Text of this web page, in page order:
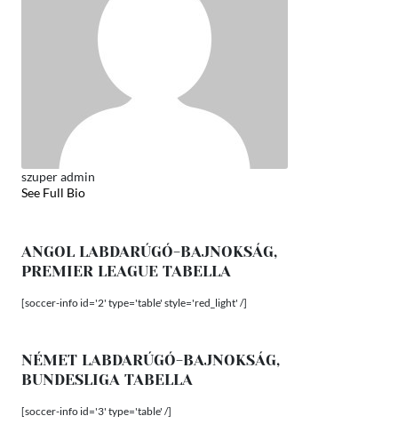
szuper admin
See Full Bio
ANGOL LABDARÚGÓ-BAJNOKSÁG,
PREMIER LEAGUE TABELLA
[soccer-info id='2' type='table' style='red_light' /]
NÉMET LABDARÚGÓ-BAJNOKSÁG,
BUNDESLIGA TABELLA
[soccer-info id='3' type='table' /]